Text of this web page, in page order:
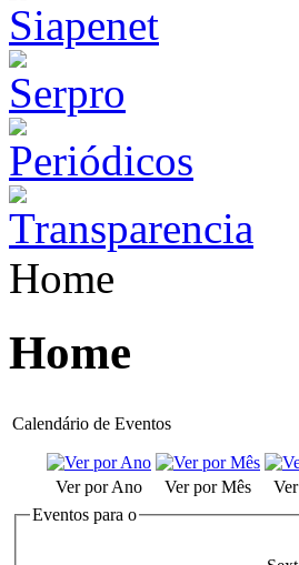
Home
Home
Calendário de Eventos
Ver por Ano Ver por Mês
Eventos para o